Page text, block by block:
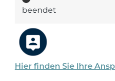
Hier finden Sie Ihre
beendet